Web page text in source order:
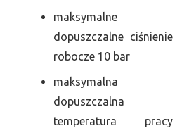
maksymalne
dopuszczalne ciśnienie
robocze 10 bar
maksymalna
dopuszczalna
temperatura pracy